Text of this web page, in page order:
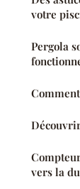
votre
Pergola
vers la